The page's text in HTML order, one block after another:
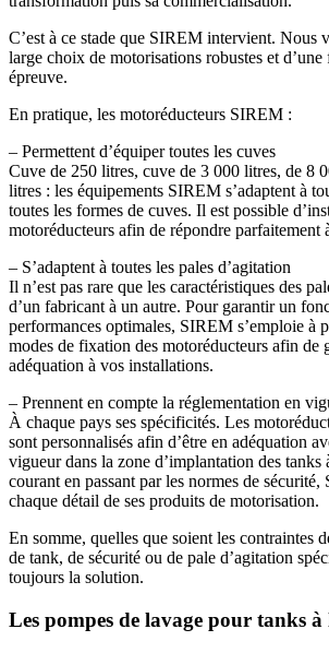
C’est à ce stade que SIREM intervient. Nous
large choix de motorisations robustes et
épreuve.
En pratique, les motoréducteurs SIREM :
– Permettent d’équiper toutes les cuves
Cuve de 250 litres, cuve de 3 000 litres, de 8
litres : les équipements SIREM s’adaptent à
toutes les formes de cuves. Il est possible
motoréducteurs afin de répondre parfaitement
– S’adaptent à toutes les pales d’agitation
Il n’est pas rare que les caractéristiques des
d’un fabricant à un autre. Pour garantir un
performances optimales, SIREM s’emploie à
modes de fixation des motoréducteurs afin de
adéquation à vos installations.
– Prennent en compte la réglementation en
À chaque pays ses spécificités. Les
sont personnalisés afin d’être en adéquation
vigueur dans la zone d’implantation des tanks
courant en passant par les normes de
chaque détail de ses produits de motorisation.
En somme, quelles que soient les contraintes
de tank, de sécurité ou de pale d’agitation
toujours la solution.
Les pompes de lavage pour tanks